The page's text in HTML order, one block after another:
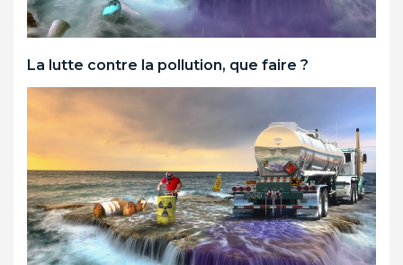
La lutte contre la pollution, que faire ?